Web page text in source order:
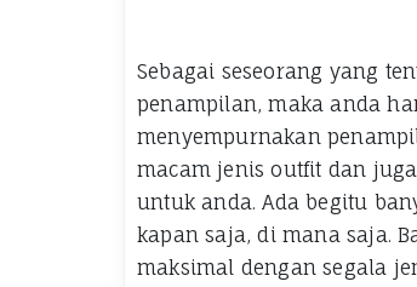
Sebagai seseorang yang
penampilan, maka anda
menyempurnakan
macam jenis outfit dan
untuk anda. Ada begitu
kapan saja, di mana saja.
maksimal dengan segala